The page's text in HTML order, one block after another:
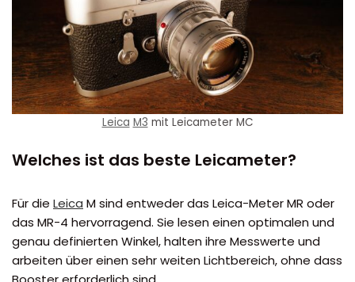
Leica M3 mit Leicameter MC
Welches ist das beste Leicameter?
Für die Leica M sind entweder das Leica-Meter MR oder
das MR-4 hervorragend. Sie lesen einen optimalen und
genau definierten Winkel, halten ihre Messwerte und
arbeiten über einen sehr weiten Lichtbereich, ohne dass